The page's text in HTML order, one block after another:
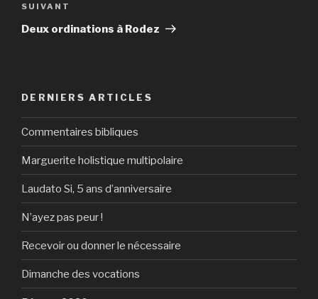
Article
suivant
SUIVANT
Deux ordinations à Rodez
DERNIERS ARTICLES
Commentaires bibliques
Marguerite holistique multipolaire
Laudato Si, 5 ans d’anniversaire
N’ayez pas peur !
Recevoir ou donner le nécessaire
Dimanche des vocations